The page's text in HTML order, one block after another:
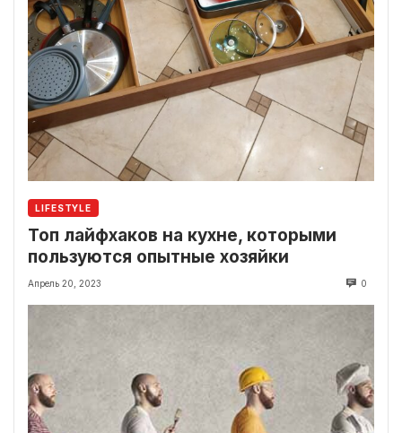
LIFESTYLE
Топ лайфхаков на кухне, которыми
пользуются опытные хозяйки
Апрель 20, 2023 0